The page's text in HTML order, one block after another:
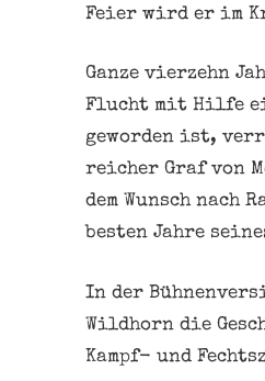
Feier wird er im
Ganze vierzehn
Flucht mit Hilfe
geworden ist,
reicher Graf von
dem Wunsch nach
besten Jahre
In der
Wildhorn die
Kampf- und